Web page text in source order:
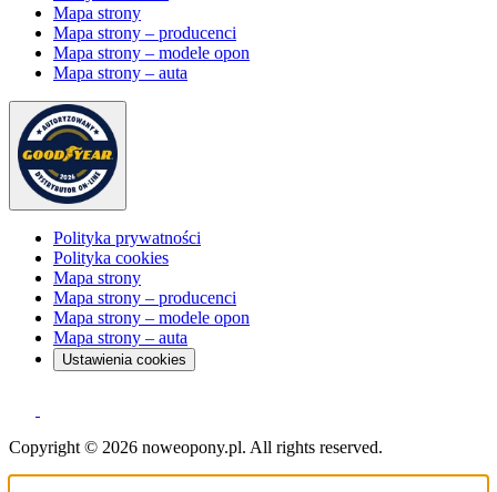
Mapa strony
Mapa strony – producenci
Mapa strony – modele opon
Mapa strony – auta
Polityka prywatności
Polityka cookies
Mapa strony
Mapa strony – producenci
Mapa strony – modele opon
Mapa strony – auta
Ustawienia cookies
Copyright © 2026 noweopony.pl. All rights reserved.